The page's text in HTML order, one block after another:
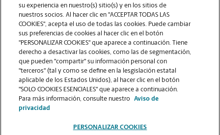
VER LA PÁGINA DE LA TIENDA
Copyright © 1994-
titularidad y la gestión independiente de franquiciados. The UPS Store Inc.,
su experiencia en nuestro(s) sitio(s) y en los sitios de
nuestros socios. Al hacer clic en "ACCEPTAR TODAS LAS
COOKIES", acepta el uso de todas las cookies. Puede cambiar
sus preferencias de cookies al hacer clic en el botón
"PERSONALIZAR COOKIES" que aparece a continuación. Tiene
derecho a desactivar las cookies, como las de segmentación,
que pueden "compartir" su información personal con
"terceros" (tal y como se define en la lesgislación estatal
aplicable de los Estados Unidos), al hacer clic en el botón
"SOLO COOKIES ESENCIALES" que aparece a continuación.
Para más información, consulte nuestro
Aviso de
privacidad
PERSONALIZAR COOKIES